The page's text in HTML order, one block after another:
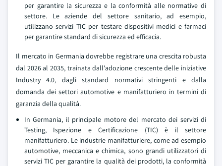
per garantire la sicurezza e la conformità alle normative di
settore. Le aziende del settore sanitario, ad esempio,
utilizzano servizi TIC per testare dispositivi medici e farmaci
per garantire standard di sicurezza ed efficacia.
Il mercato in Germania dovrebbe registrare una crescita robusta
dal 2026 al 2035, trainata dall'adozione crescente delle iniziative
Industry 4.0, dagli standard normativi stringenti e dalla
domanda dei settori automotive e manifatturiero in termini di
garanzia della qualità.
In Germania, il principale motore del mercato dei servizi di
Testing, Ispezione e Certificazione (TIC) è il settore
manifatturiero. Le industrie manifatturiere, come ad esempio
automotive, meccanica e chimica, sono grandi utilizzatori di
servizi TIC per garantire la qualità dei prodotti, la conformità